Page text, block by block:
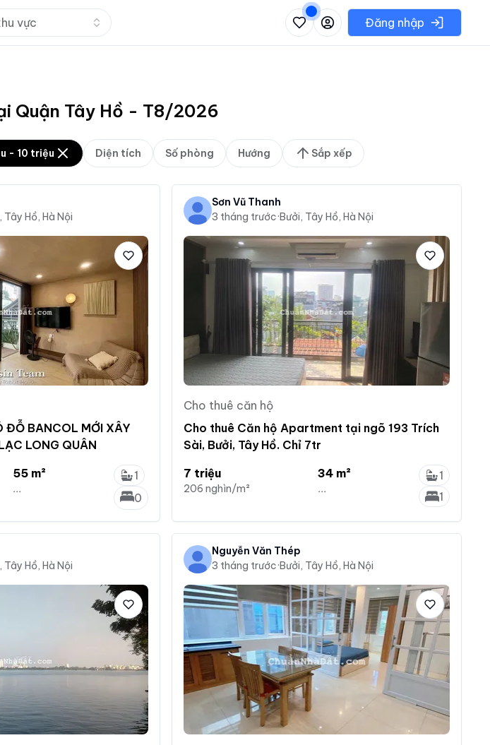
vực Nhấn để mở danh sách các khu vực có thể chọnĐăng nhập
Quận Tây Hồ - T8/2026
- 10 triệu Diện tích Số phòng Hướng Sắp xếp
Tây Hồ, Hà Nội
ĐỖ BANCOL MỚI XÂY
LONG QUÂN
55 m²
...
1
0
Sơn Vũ Thanh
3 tháng trước·Bưởi, Tây Hồ, Hà Nội
Cho thuê căn hộ
Cho thuê Căn hộ Apartment tại ngõ 193 Trích
Sài, Bưởi, Tây Hồ. Chỉ 7tr
7 triệu
206 nghìn/m²
34 m²
...
1
1
Tây Hồ, Hà Nội
Nguyễn Văn Thép
3 tháng trước·Bưởi, Tây Hồ, Hà Nội